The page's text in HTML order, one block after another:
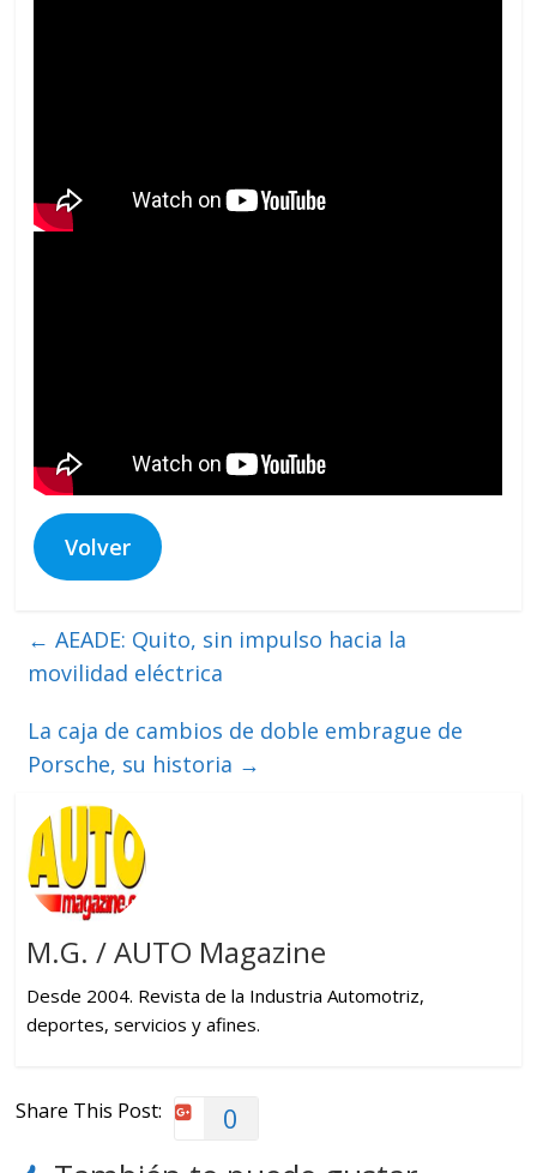
Volver
← AEADE: Quito, sin impulso hacia la
movilidad eléctrica
La caja de cambios de doble embrague de
Porsche, su historia →
M.G. / AUTO Magazine
Desde 2004. Revista de la Industria Automotriz,
deportes, servicios y afines.
Share This Post: 0